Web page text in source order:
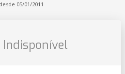
05/01/2011
Indisponível